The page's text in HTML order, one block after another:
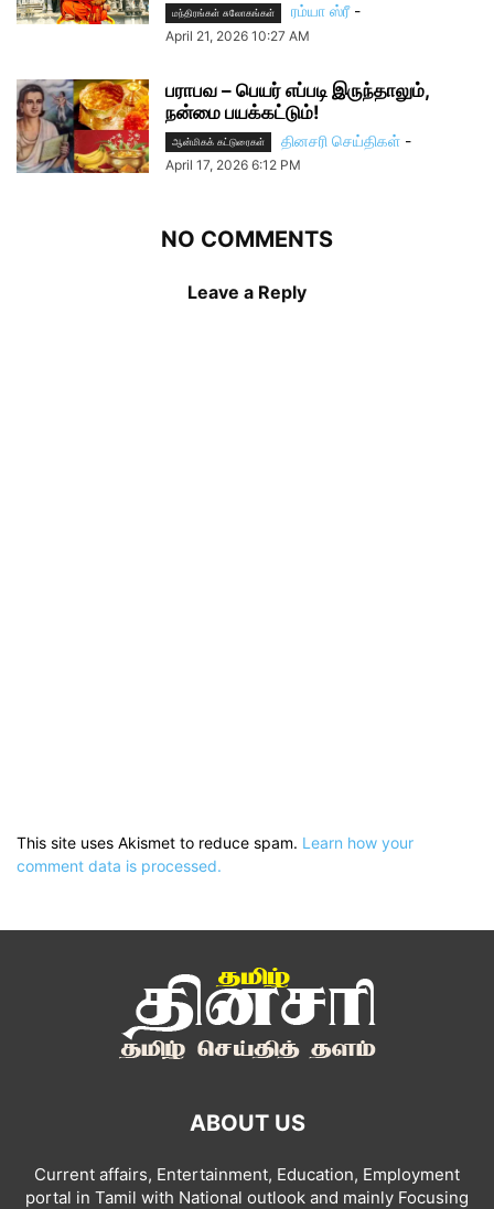
மந்திரங்கள் சுலோகங்கள் ரம்யா ஸ்ரீ -
April 21, 2026 10:27 AM
பராபவ – பெயர் எப்படி இருந்தாலும்,
நன்மை பயக்கட்டும்!
ஆன்மிகக் கட்டுரைகள் தினசரி செய்திகள் -
April 17, 2026 6:12 PM
NO COMMENTS
Leave a Reply
This site uses Akismet to reduce spam. Learn how your
comment data is processed.
ABOUT US
Current affairs, Entertainment, Education, Employment
portal in Tamil with National outlook and mainly Focusing